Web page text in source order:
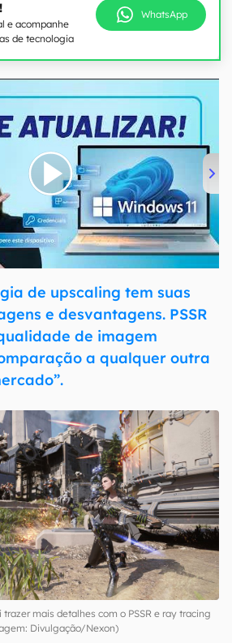
e acompanhe
de tecnologia
WhatsApp
de upscaling tem suas
e desvantagens. PSSR
de imagem
a qualquer outra
mais detalhes com o PSSR e ray tracing
Divulgação/Nexon)